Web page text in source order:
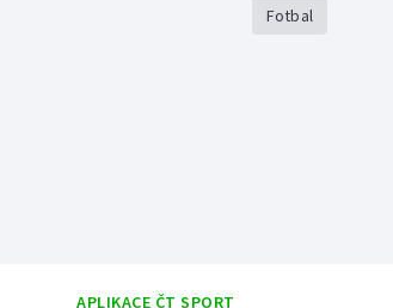
Fotbal
APLIKACE ČT SPORT